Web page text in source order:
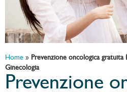
Home » Prevenzione oncologica
Ginecologia
Prevenzione